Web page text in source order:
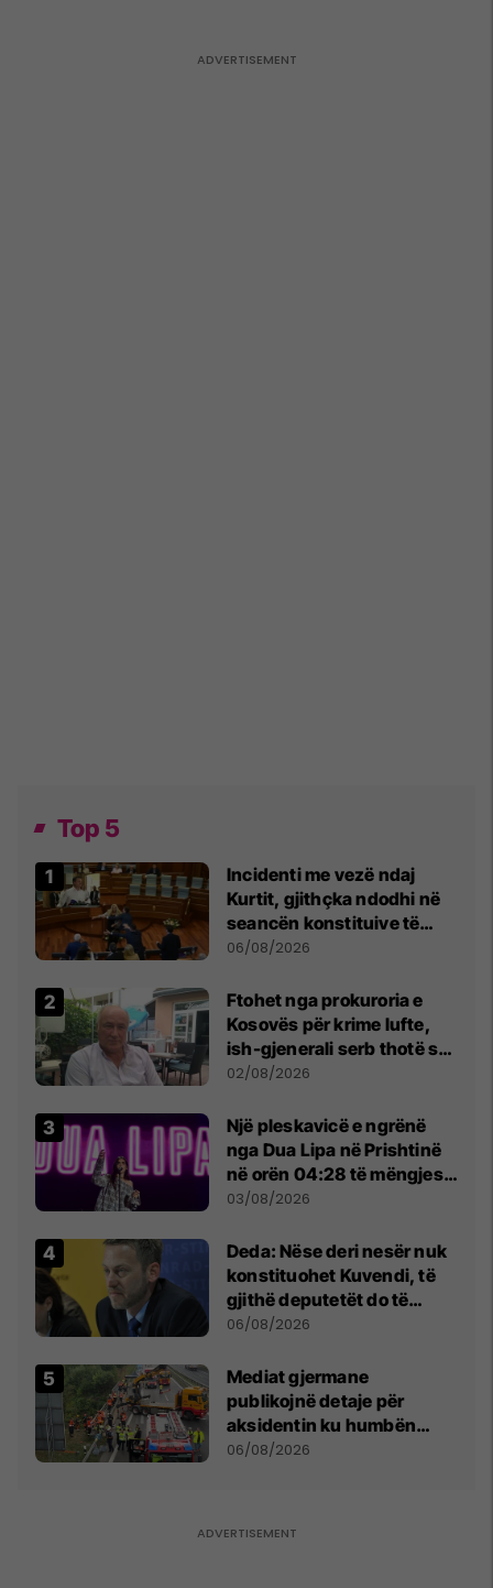
Top 5
Incidenti me vezë ndaj
Kurtit, gjithçka ndodhi në
seancën konstituive të
Kuvendit
06/08/2026
Ftohet nga prokuroria e
Kosovës për krime lufte,
ish-gjenerali serb thotë se
dikush e tradhtoi në
02/08/2026
Një pleskavicë e ngrënë
nga Dua Lipa në Prishtinë
në orën 04:28 të mëngjesit
- dhe bota digjitale serbe
03/08/2026
Deda: Nëse deri nesër nuk
konstituohet Kuvendi, të
gjithë deputetët do të
bëjnë shkelje të rëndë
06/08/2026
Mediat gjermane
publikojnë detaje për
aksidentin ku humbën
jetën tre mërgimtarë nga
06/08/2026